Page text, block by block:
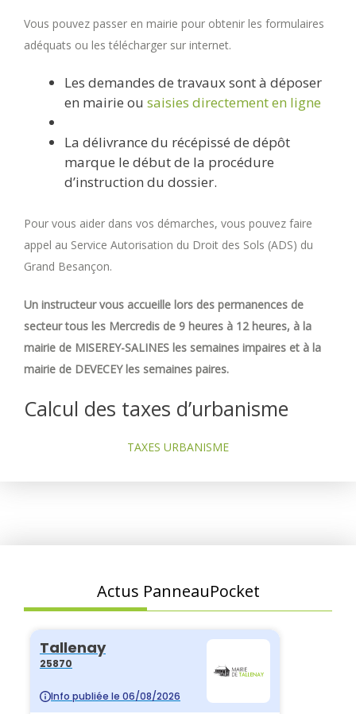
Vous pouvez passer en mairie pour obtenir les formulaires
adéquats ou les télécharger sur internet.
Les demandes de travaux sont à déposer
en mairie ou saisies directement en ligne
La délivrance du récépissé de dépôt
marque le début de la procédure
d’instruction du dossier.
Pour vous aider dans vos démarches, vous pouvez faire
appel au Service Autorisation du Droit des Sols (ADS) du
Grand Besançon.
Un instructeur vous accueille lors des permanences de
secteur tous les Mercredis de 9 heures à 12 heures, à la
mairie de MISEREY-SALINES les semaines impaires et à la
mairie de DEVECEY les semaines paires.
Calcul des taxes d’urbanisme
TAXES URBANISME
Actus PanneauPocket